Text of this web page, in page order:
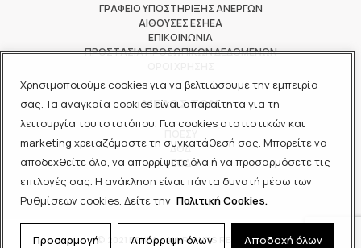
Χρησιμοποιούμε cookies για να βελτιώσουμε την εμπειρία
σας. Τα αναγκαία cookies είναι απαραίτητα για τη
λειτουργία του ιστοτόπου. Για cookies στατιστικών και
marketing χρειαζόμαστε τη συγκατάθεσή σας. Μπορείτε να
αποδεχθείτε όλα, να απορρίψετε όλα ή να προσαρμόσετε τις
επιλογές σας. Η ανάκληση είναι πάντα δυνατή μέσω των
Ρυθμίσεων cookies. Δείτε την Πολιτική Cookies.
Προσαρμογή Απόρριψη όλων Αποδοχή όλων
ΓΡΑΦΕΙΟ ΥΠΟΣΤΗΡΙΞΗΣ ΑΝΕΡΓΩΝ
ΑΙΘΟΥΣΕΣ ΕΣΗΕΑ
ΕΠΙΚΟΙΝΩΝΙΑ
ΠΡΟΣΤΑΣΙΑ ΠΡΟΣΩΠΙΚΩΝ ΔΕΔΟΜΕΝΩΝ
ΜΕΛΟΣ ΤΩΝ
ΔΟΔ
ΕΟΔ
© 2021 ΕΣΗΕΑ - ALL RIGHTS RESERVED